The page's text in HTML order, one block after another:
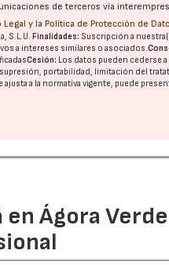
de terceros vía
Legal y la Política de Protección de
S.L.U. Finalidades: Suscripción a
a intereses similares o asociados.
Cesión: Los datos pueden cederse
portabilidad, limitación del
a la normativa vigente, puede
en Ágora